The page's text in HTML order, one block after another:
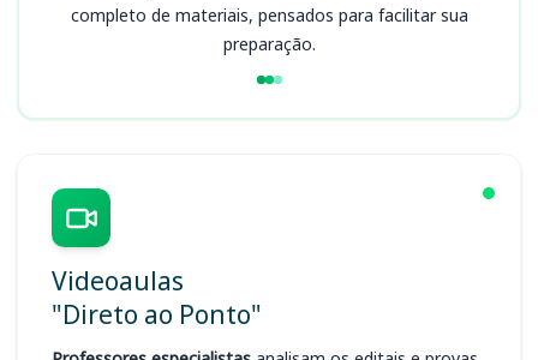
completo de materiais, pensados para facilitar sua
preparação.
Videoaulas
"Direto ao Ponto"